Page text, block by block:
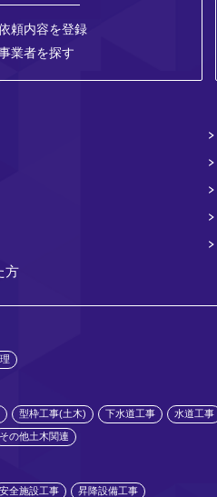
頼内容を登録
業者を探す
方
型枠工事(土木) 下水道工事 水道工事
その他土木関連
安全施設工事 昇降設備工事